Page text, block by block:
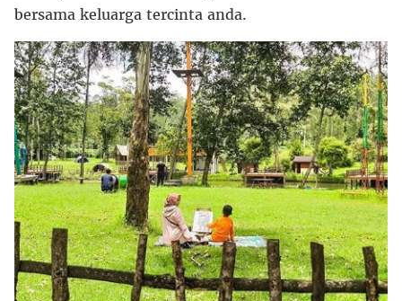
bersama keluarga tercinta anda.